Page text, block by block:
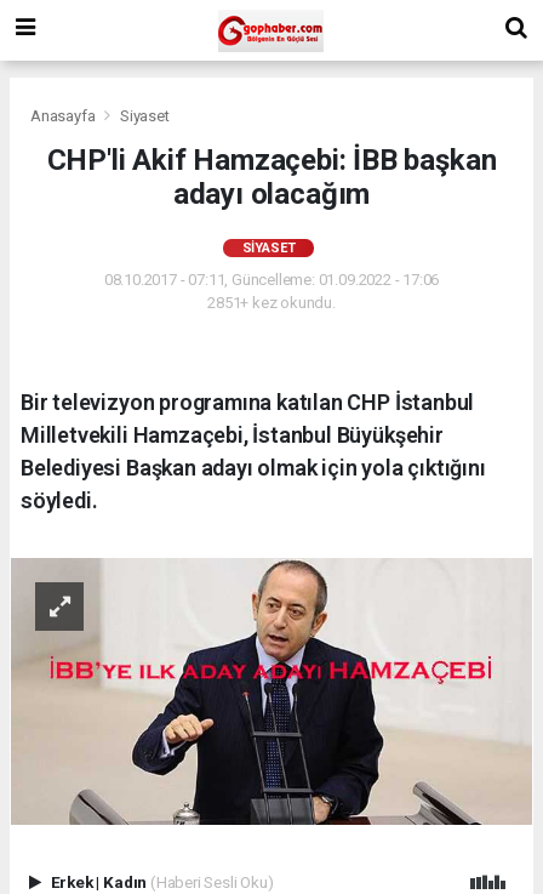
Anasayfa Siyaset
CHP'li Akif Hamzaçebi: İBB başkan
adayı olacağım
SIYASET
08.10.2017 - 07:11, Güncelleme: 01.09.2022 - 17:06
2851+ kez okundu.
Bir televizyon programına katılan CHP İstanbul
Milletvekili Hamzaçebi, İstanbul Büyükşehir
Belediyesi Başkan adayı olmak için yola çıktığını
söyledi.
Erkek| Kadın (Haberi Sesli Oku)